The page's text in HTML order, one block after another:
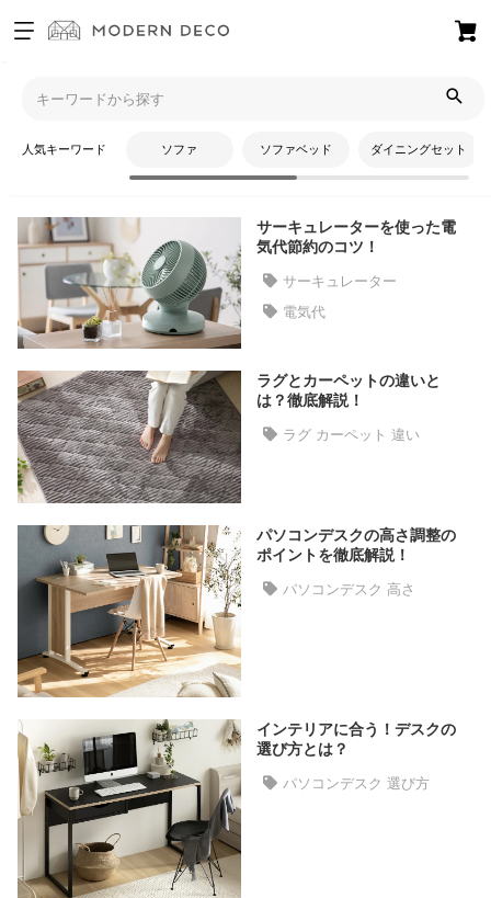
り
ム
最
チ
ェ
ッ
ク
し
テ
特
一
人気キーワード ソファ ソファベッド ダイニングセット
モダンデコTOP コラム
子ども部屋・キッズルーム
サーキュレーターを使った電
気代節約のコツ！
サーキュレーター
電気代
ラグとカーペットの違いと
は？徹底解説！
ラグ カーペット 違い
パソコンデスクの高さ調整の
ポイントを徹底解説！
パソコンデスク 高さ
インテリアに合う！デスクの
選び方とは？
パソコンデスク 選び方